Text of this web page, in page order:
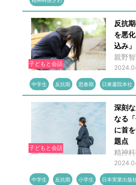
子どもと会話
反抗
を悪
込み
親野
中学生 反抗期 思春期 日東書院本社
子どもと会話
深刻
なる
に首
題点
精神
中学生 反抗期 小学生 日本実業出版